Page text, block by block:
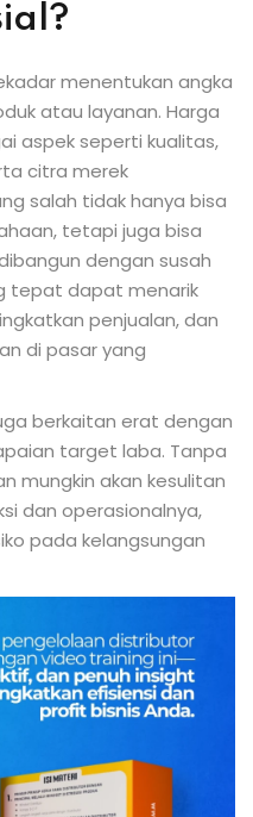
menentukan angka
atau layanan. Harga
aspek seperti kualitas,
citra merek
salah tidak hanya bisa
tetapi juga bisa
dengan susah
tepat dapat menarik
penjualan, dan
di pasar yang
berkaitan erat dengan
target laba. Tanpa
mungkin akan kesulitan
dan operasionalnya,
pada kelangsungan